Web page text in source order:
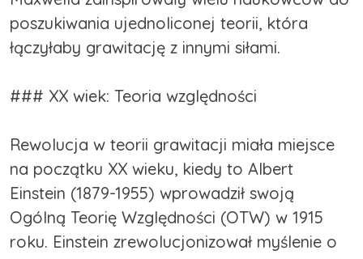
poszukiwania ujednoliconej teorii, która
łączyłaby grawitację z innymi siłami.
### XX wiek: Teoria względności
Rewolucja w teorii grawitacji miała miejsce
na początku XX wieku, kiedy to Albert
Einstein (1879-1955) wprowadził swoją
Ogólną Teorię Względności (OTW) w 1915
roku. Einstein zrewolucjonizował myślenie o